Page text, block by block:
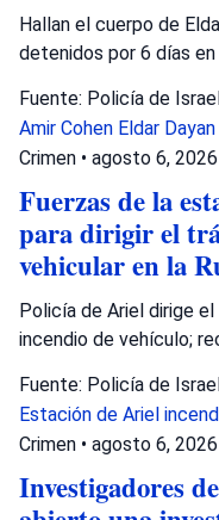
Hallan el cuerpo de
detenidos por 6 días
Fuente: Policía de
Amir Cohen Eldar Dayan
Crimen • agosto 6,
Fuerzas de la
para dirigir el
vehicular en la
Policía de Ariel dirige
incendio de vehículo;
Fuente: Policía de
Estación de Ariel
Crimen • agosto 6,
Investigadores